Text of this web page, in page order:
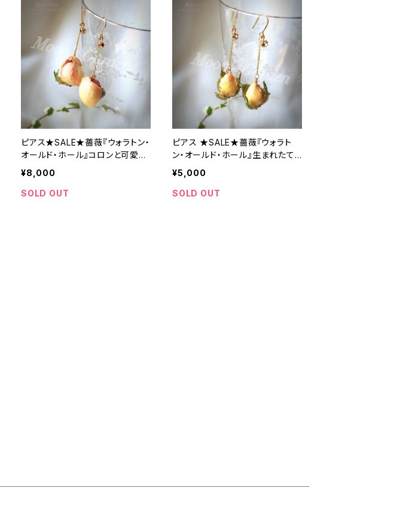
ピアス★SALE★薔薇『ウォラトン・
オールド・ホール』コロンと可愛い
色合いの蕾のピアス【serial num
ber0147】
¥8,000
SOLD OUT
ピアス ★SALE★薔薇『ウォラト
ン・オールド・ホール』生まれたて
の可愛いい蕾のピアス【serial nu
mber0146
¥5,000
SOLD OUT